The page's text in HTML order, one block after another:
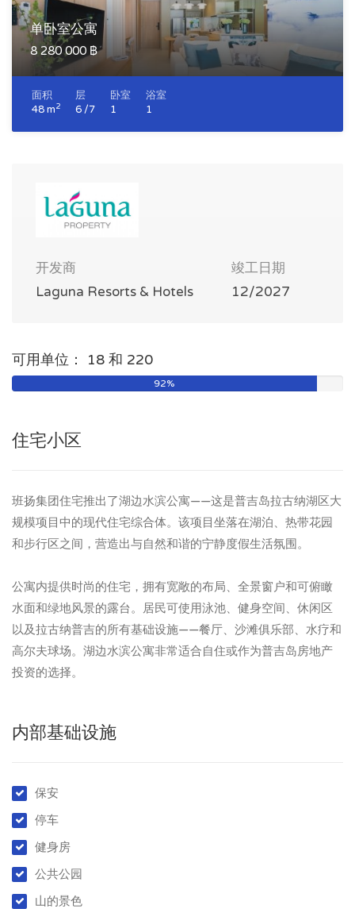
单卧室公寓
8 280 000 ฿
面积
48 m2
层
6 /7
卧室
1
浴室
1
开发商
Laguna Resorts & Hotels
竣工日期
12/2027
可用单位： 18 和 220
92%
住宅小区
班扬集团住宅推出了湖边水滨公寓——这是普吉岛拉古纳湖区大
规模项目中的现代住宅综合体。该项目坐落在湖泊、热带花园
和步行区之间，营造出与自然和谐的宁静度假生活氛围。
公寓内提供时尚的住宅，拥有宽敞的布局、全景窗户和可俯瞰
水面和绿地风景的露台。居民可使用泳池、健身空间、休闲区
以及拉古纳普吉的所有基础设施——餐厅、沙滩俱乐部、水疗和
高尔夫球场。湖边水滨公寓非常适合自住或作为普吉岛房地产
投资的选择。
内部基础设施
保安
停车
健身房
公共公园
山的景色